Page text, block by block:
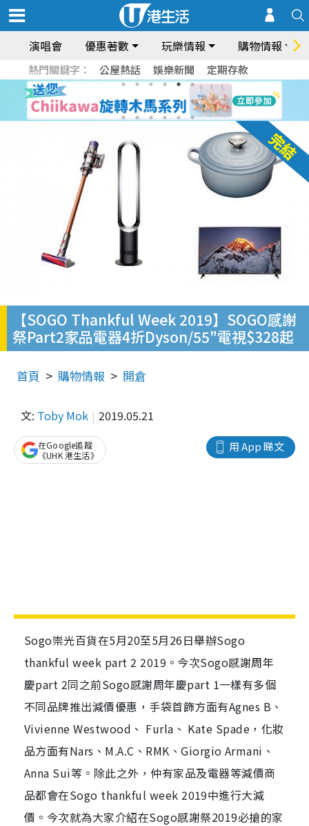
演唱會 優惠著數 玩樂情報 購物情報
熱門關鍵字： 公屋熱話 娛樂新聞 定期存款
【SOGO Thankful Week 2019】SOGO感謝
祭Part2家品電器4折Dyson/55"電視$328起
首頁 購物情報 開倉
文: Toby Mok 2019.05.21
用 App 睇文
在Google追蹤
《UHK 港生活》
Sogo崇光百貨在5月20至5月26日舉辦Sogo
thankful week part 2 2019。今次Sogo感謝周年
慶part 2同之前Sogo感謝周年慶part 1一樣有多個
不同品牌推出減價優惠，手袋首飾方面有Agnes B、
Vivienne Westwood、 Furla、 Kate Spade，化妝
品方面有Nars、M.A.C、RMK、Giorgio Armani、
Anna Sui等。除此之外，仲有家品及電器等減價商
品都會在Sogo thankful week 2019中進行大減
價。今次就為大家介紹在Sogo感謝祭2019必搶的家